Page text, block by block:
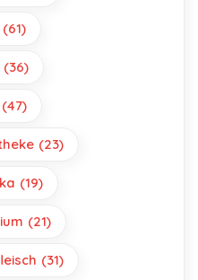
(61)
(36)
(47)
(23)
(19)
(21)
(31)